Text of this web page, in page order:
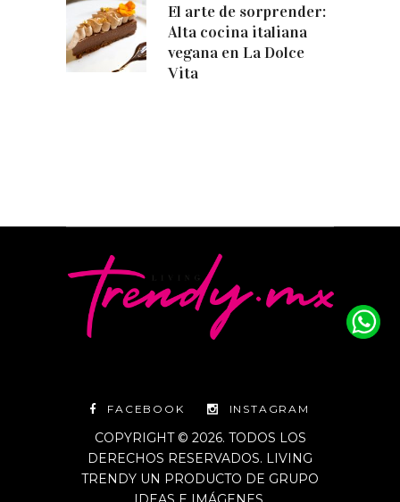
El arte de sorprender:
Alta cocina italiana
vegana en La Dolce
Vita
FACEBOOK INSTAGRAM
COPYRIGHT © 2026. TODOS LOS
DERECHOS RESERVADOS. LIVING
TRENDY UN PRODUCTO DE GRUPO